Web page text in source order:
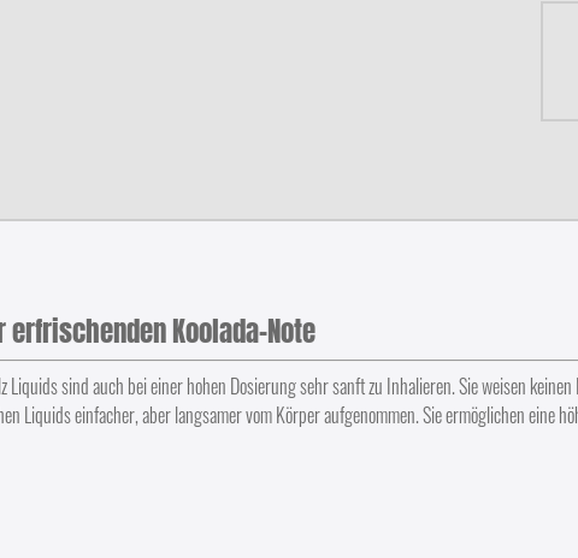
Koolada-Note
sind auch bei einer hohen Dosierung sehr sanft zu Inhalieren. Sie weisen
Liquids einfacher, aber langsamer vom Körper aufgenommen. Sie ermöglichen eine